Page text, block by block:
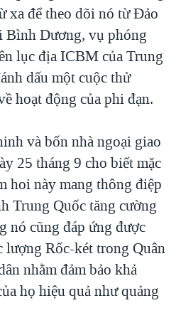
TRỘM HẢI SÂM
VỌNG TỪ NÔNG THÔN MỸ
xa để theo dõi nó từ Đảo
Bình Dương, vụ phóng
lục địa ICBM của Trung
dấu một cuộc thử
hoạt động của phi đạn.
và bốn nhà ngoại giao
25 tháng 9 cho biết mặc
hoi này mang thông điệp
Trung Quốc tăng cường
nó cũng đáp ứng được
lượng Rốc-két trong Quân
nhằm đảm bảo khả
họ hiệu quả như quảng